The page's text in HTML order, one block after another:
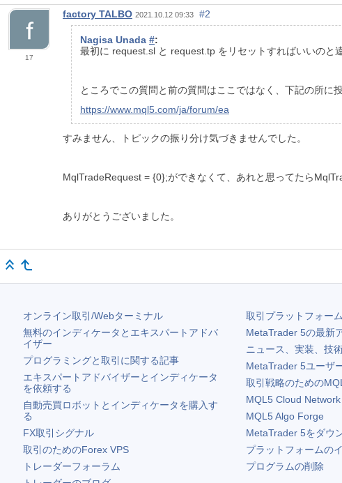
17
factory TALBO 2021.10.12 09:33 #2
Nagisa Unada #:
最初に request.sl と request.tp をリセットすればいいのと
ところでこの質問と前の質問はここではなく、下記の所に
https://www.mql5.com/ja/forum/ea
すみません、トピックの振り分け気づきませんでした。
MqlTradeRequest = {0};ができなくて、あれと思ってたら
ありがとうございました。
オンライン取引/Webターミナル
無料のインディケータとエキスパートアドバ
イザー
プログラミングと取引に関する記事
エキスパートアドバイザーとインディケータ
を依頼する
自動売買ロボットとインディケータを購入す
る
FX取引シグナル
取引のためのForex VPS
トレーダーフォーラム
取引プラットフォー
MetaTrader 5の最新
ニュース、実装、技
MetaTrader 5ユーザ
取引戦略のための
MQL5 Cloud Network
MQL5 Algo Forge
MetaTrader 5をダウ
プラットフォームの
プログラムの削除